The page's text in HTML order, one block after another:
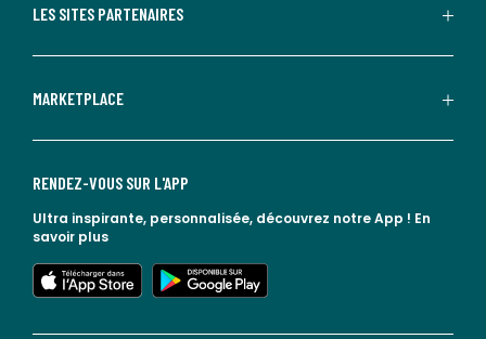
LES SITES PARTENAIRES
MARKETPLACE
RENDEZ-VOUS SUR L'APP
Ultra inspirante, personnalisée, découvrez notre App ! En
savoir plus
lien vers l'app store
lien vers google play